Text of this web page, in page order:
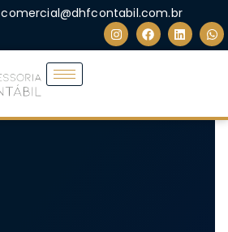
comercial@dhfcontabil.com.br